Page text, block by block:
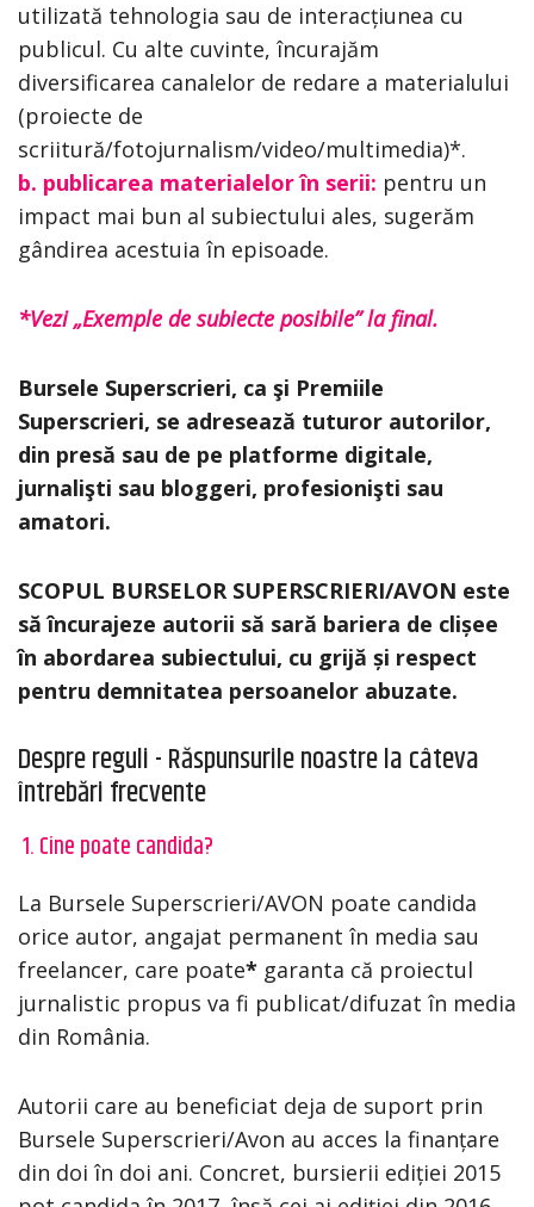
utilizată tehnologia sau de interacțiunea cu
publicul. Cu alte cuvinte, încurajăm
diversificarea canalelor de redare a materialului
(proiecte de
scriitură/fotojurnalism/video/multimedia)*.
b. publicarea materialelor în serii: pentru un
impact mai bun al subiectului ales, sugerăm
gândirea acestuia în episoade.
*Vezi „Exemple de subiecte posibile” la final.
Bursele Superscrieri, ca şi Premiile
Superscrieri, se adresează tuturor autorilor,
din presă sau de pe platforme digitale,
jurnalişti sau bloggeri, profesionişti sau
amatori.
SCOPUL BURSELOR SUPERSCRIERI/AVON este
să încurajeze autorii să sară bariera de clișee
în abordarea subiectului, cu grijă și respect
pentru demnitatea persoanelor abuzate.
Despre reguli - Răspunsurile noastre la câteva
întrebări frecvente
1. Cine poate candida?
La Bursele Superscrieri/AVON poate candida
orice autor, angajat permanent în media sau
freelancer, care poate* garanta că proiectul
jurnalistic propus va fi publicat/difuzat în media
din România.
Autorii care au beneficiat deja de suport prin
Bursele Superscrieri/Avon au acces la finanțare
din doi în doi ani. Concret, bursierii ediției 2015